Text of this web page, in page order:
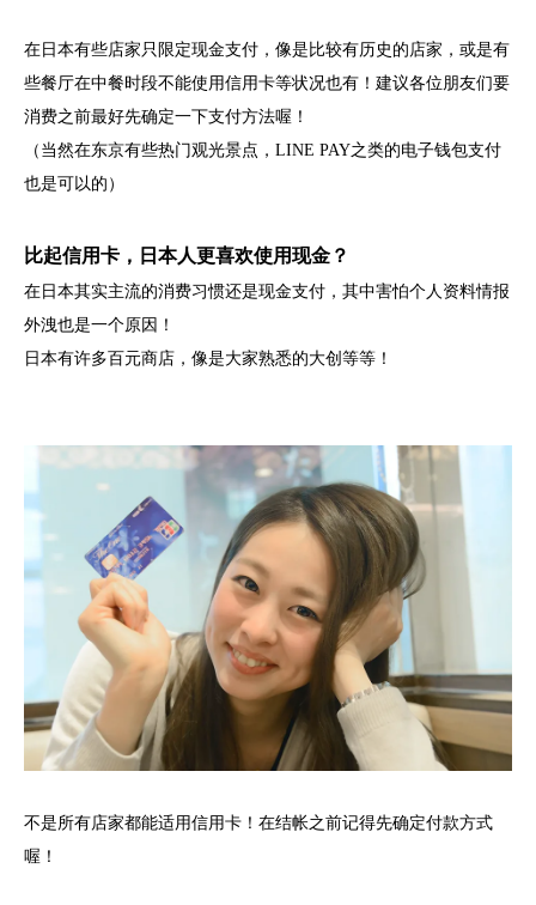
在日本有些店家只限定现金支付，像是比较有历史的店家，或是有
些餐厅在中餐时段不能使用信用卡等状况也有！建议各位朋友们要
消费之前最好先确定一下支付方法喔！
（当然在东京有些热门观光景点，LINE PAY之类的电子钱包支付
也是可以的）
比起信用卡，日本人更喜欢使用现金？
在日本其实主流的消费习惯还是现金支付，其中害怕个人资料情报
外洩也是一个原因！
日本有许多百元商店，像是大家熟悉的大创等等！
不是所有店家都能适用信用卡！在结帐之前记得先确定付款方式
喔！